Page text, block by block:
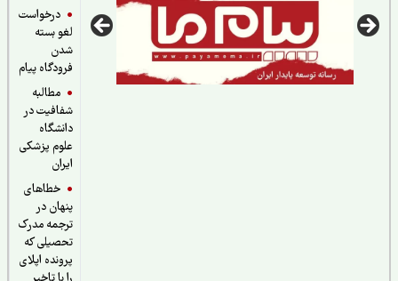
درخواست
لغو بسته
فرودگاه پیام
مطالبه
شفافیت در
دانشگاه
علوم پزشکی
خطاهای
پنهان در
ترجمه مدرک
تحصیلی که
پرونده اپلای